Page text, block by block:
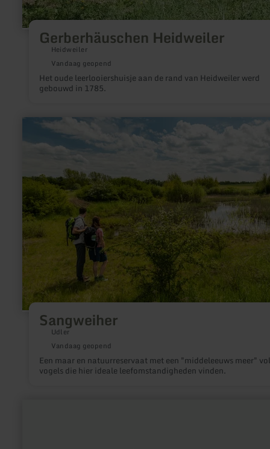
Gerberhäuschen Heidweiler
Heidweiler
Vandaag geopend
Het oude leerlooiershuisje aan de rand van Heidweiler werd
gebouwd in 1785.
Sangweiher
Udler
Vandaag geopend
Een maar en natuurreservaat met een "middeleeuws meer" vol
vogels die hier ideale leefomstandigheden vinden.
meer
informatie
over:
Sangweiher